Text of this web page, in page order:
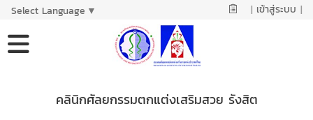
Select Language ▼ | เข้าสู่ระบบ |
คลินิกศัลยกรรมตกแต่งเสริมสวย รังสิต